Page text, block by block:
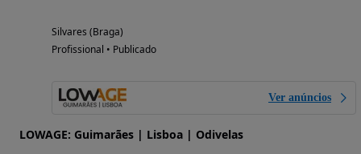
Silvares (Braga)
Profissional • Publicado
Ver anúncios
LOWAGE: Guimarães | Lisboa | Odivelas